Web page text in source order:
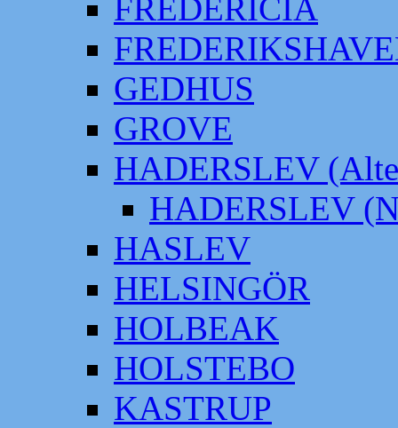
FREDERICIA
GEDHUS
GROVE
HADERSLEV
HADERSLEV
HASLEV
HELSINGÖR
HOLBEAK
HOLSTEBO
KASTRUP